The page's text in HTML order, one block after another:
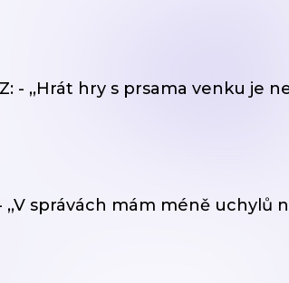
- ,,Hrát hry s prsama venku je
,,V správách mám méně uchylů